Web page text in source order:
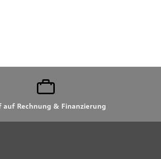
auf Rechnung & Finanzierung